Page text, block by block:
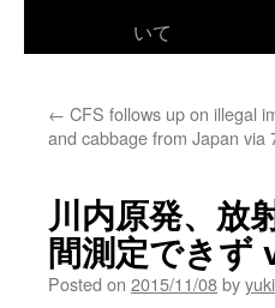
いて
← CFS follows up on illegal
and cabbage from Japan via
川内原発、放
間測定できず
Posted on 2015/11/08by